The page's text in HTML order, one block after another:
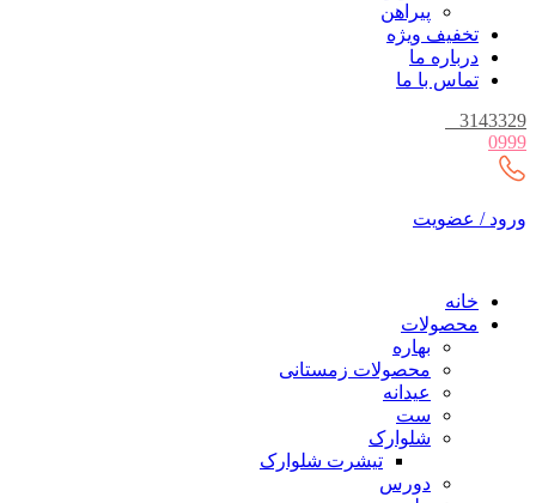
پیراهن
تخفیف ویژه
درباره ما
تماس با ما
3143329
0999
ورود / عضویت
خانه
محصولات
بهاره
محصولات زمستانی
عیدانه
ست
شلوارک
تیشرت شلوارک
دورس